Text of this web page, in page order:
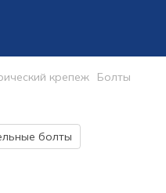
крепеж Болты
болты